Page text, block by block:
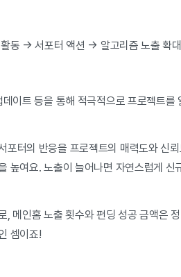
동 → 서포터 액션 → 알고리즘 노출 확
이트 등을 통해 적극적으로 프로젝트를
포터의 반응을 프로젝트의 매력도와 신
높여요. 노출이 늘어나면 자연스럽게
, 메인홈 노출 횟수와 펀딩 성공 금액은
셈이죠!